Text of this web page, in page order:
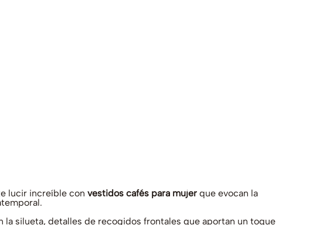
lucir increíble con vestidos cafés para mujerque evocan la
silueta, detalles de recogidos frontales que aportan un toque